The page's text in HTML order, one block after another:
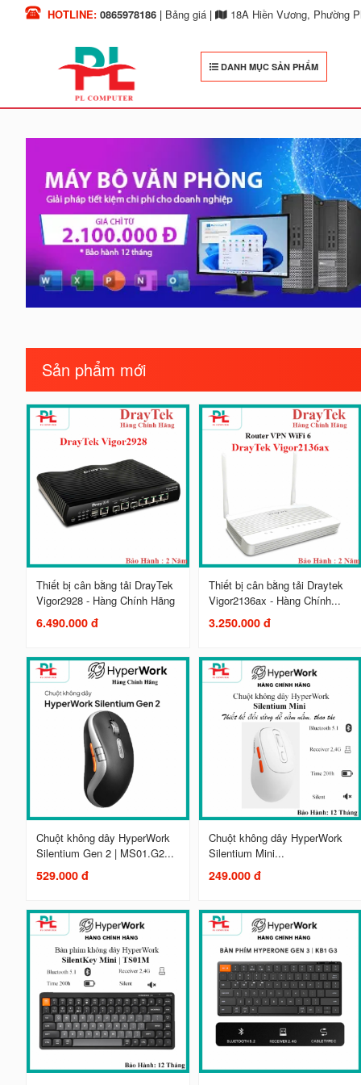
HOTLINE: 0865978186| Bảng giá| 18A Hiền Vương, Phường
DANH MỤC SẢN PHẨM
Sản phẩm mới
Thiết bị cân bằng tải DrayTek
Vigor2928 - Hàng Chính Hãng
6.490.000 đ
Thiết bị cân bằng tải Draytek
Vigor2136ax - Hàng Chính...
3.250.000 đ
Chuột không dây HyperWork
Silentium Gen 2 | MS01.G2...
529.000 đ
Chuột không dây HyperWork
Silentium Mini...
249.000 đ